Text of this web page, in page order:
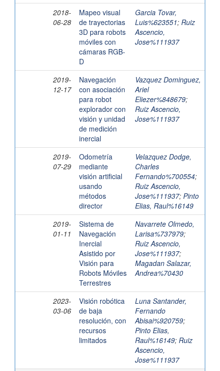
2018-
06-28
Mapeo visual
de trayectorias
3D para robots
móviles con
cámaras RGB-
D
Garcia Tovar,
Luis%623551; Ruiz
Ascencio,
Jose%111937
2019-
12-17
Navegación
con asociación
para robot
explorador con
visión y unidad
de medición
inercial
Vazquez Dominguez,
Ariel
Eliezer%848679;
Ruiz Ascencio,
Jose%111937
2019-
07-29
Odometría
mediante
visión artificial
usando
métodos
director
Velazquez Dodge,
Charles
Fernando%700554;
Ruiz Ascencio,
Jose%111937; Pinto
Elias, Raul%16149
2019-
01-11
Sistema de
Navegación
Inercial
Asistido por
Visión para
Robots Móviles
Terrestres
Navarrete Olmedo,
Larisa%737979;
Ruiz Ascencio,
Jose%111937;
Magadan Salazar,
Andrea%70430
2023-
03-06
Visión robótica
de baja
resolución, con
recursos
limitados
Luna Santander,
Fernando
Abisai%920759;
Pinto Elias,
Raul%16149; Ruiz
Ascencio,
Jose%111937